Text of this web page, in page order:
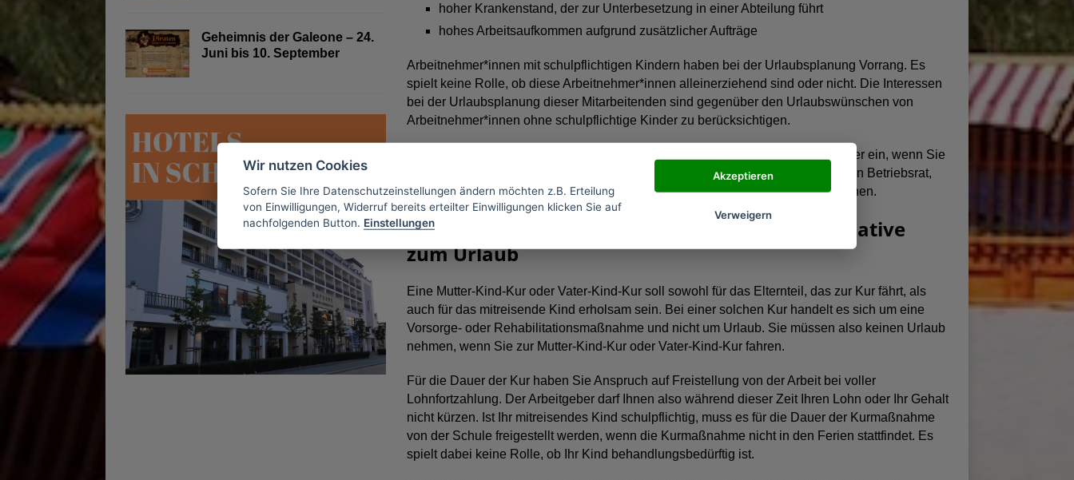
hoher Krankenstand, der zur Unterbesetzung in einer Abteilung führt
hohes Arbeitsaufkommen aufgrund zusätzlicher Aufträge
Arbeitnehmer*innen mit schulpflichtigen Kindern haben bei der Urlaubsplanung Vorrang. Es
spielt keine Rolle, ob diese Arbeitnehmer*innen alleinerziehend sind oder nicht. Die Interessen
bei der Urlaubsplanung dieser Mitarbeitenden sind gegenüber den Urlaubswünschen von
Arbeitnehmer*innen ohne schulpflichtige Kinder zu berücksichtigen.
Reichen Sie möglichst frühzeitig Ihren Urlaubsantrag bei Ihrem Arbeitgeber ein, wenn Sie
in den Schulferien Urlaub nehmen möchten. Gibt es in Ihrem Unternehmen einen Betriebsrat,
können Sie mit ihm abstimmen, dass Sie nur in den Ferien Urlaub nehmen können.
Mutter-Kind-Kur oder Vater-Kind-Kur als Alternative
zum Urlaub
Eine Mutter-Kind-Kur oder Vater-Kind-Kur soll sowohl für das Elternteil, das zur Kur fährt, als
auch für das mitreisende Kind erholsam sein. Bei einer solchen Kur handelt es sich um eine
Vorsorge- oder Rehabilitationsmaßnahme und nicht um Urlaub. Sie müssen also keinen Urlaub
nehmen, wenn Sie zur Mutter-Kind-Kur oder Vater-Kind-Kur fahren.
Für die Dauer der Kur haben Sie Anspruch auf Freistellung von der Arbeit bei voller
Lohnfortzahlung. Der Arbeitgeber darf Ihnen also während dieser Zeit Ihren Lohn oder Ihr Gehalt
nicht kürzen. Ist Ihr mitreisendes Kind schulpflichtig, muss es für die Dauer der Kurmaßnahme
von der Schule freigestellt werden, wenn die Kurmaßnahme nicht in den Ferien stattfindet. Es
spielt dabei keine Rolle, ob Ihr Kind behandlungsbedürftig ist.
Geheimnis der Galeone – 24.
Juni bis 10. September
Wir nutzen Cookies
Sofern Sie Ihre Datenschutzeinstellungen ändern möchten z.B. Erteilung
von Einwilligungen, Widerruf bereits erteilter Einwilligungen klicken Sie auf
nachfolgenden Button. Einstellungen
Akzeptieren
Verweigern